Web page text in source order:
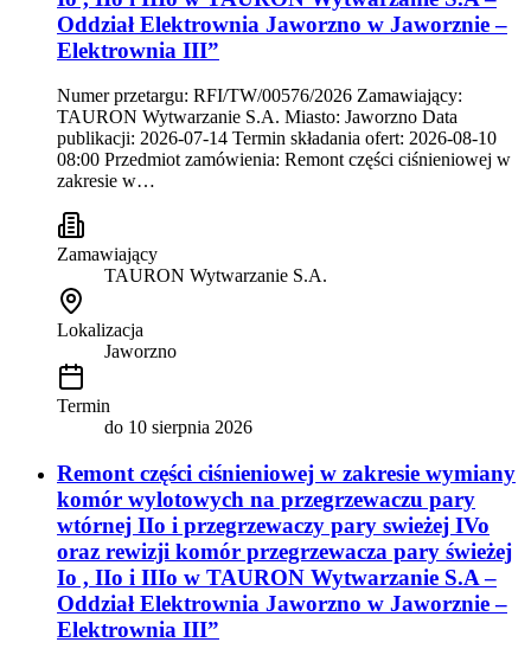
Oddział Elektrownia Jaworzno w Jaworznie –
Elektrownia III”
Numer przetargu: RFI/TW/00576/2026 Zamawiający:
TAURON Wytwarzanie S.A. Miasto: Jaworzno Data
publikacji: 2026-07-14 Termin składania ofert: 2026-08-10
08:00 Przedmiot zamówienia: Remont części ciśnieniowej w
zakresie w…
Zamawiający
TAURON Wytwarzanie S.A.
Lokalizacja
Jaworzno
Termin
do 10 sierpnia 2026
Remont części ciśnieniowej w zakresie wymiany
komór wylotowych na przegrzewaczu pary
wtórnej IIo i przegrzewaczy pary swieżej IVo
oraz rewizji komór przegrzewacza pary świeżej
Io , IIo i IIIo w TAURON Wytwarzanie S.A –
Oddział Elektrownia Jaworzno w Jaworznie –
Elektrownia III”